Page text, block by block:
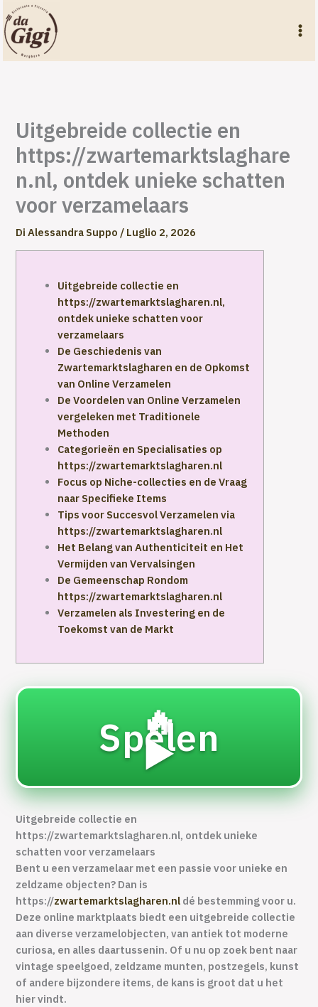
al
contenuto
Uitgebreide collectie en
https://zwartemarktslaghare
n.nl, ontdek unieke schatten
voor verzamelaars
DiAlessandra Suppo / Luglio 2, 2026
Uitgebreide collectie en
https://zwartemarktslagharen.nl,
ontdek unieke schatten voor
verzamelaars
De Geschiedenis van
Zwartemarktslagharen en de Opkomst
van Online Verzamelen
De Voordelen van Online Verzamelen
vergeleken met Traditionele
Methoden
Categorieën en Specialisaties op
https://zwartemarktslagharen.nl
Focus op Niche-collecties en de Vraag
naar Specifieke Items
Tips voor Succesvol Verzamelen via
https://zwartemarktslagharen.nl
Het Belang van Authenticiteit en Het
Vermijden van Vervalsingen
De Gemeenschap Rondom
https://zwartemarktslagharen.nl
Verzamelen als Investering en de
Toekomst van de Markt
🔥
Spelen
▶️
Uitgebreide collectie en
https://zwartemarktslagharen.nl, ontdek unieke
schatten voor verzamelaars
Bent u een verzamelaar met een passie voor unieke en
zeldzame objecten? Dan is
https://zwartemarktslagharen.nl dé bestemming voor u.
Deze online marktplaats biedt een uitgebreide collectie
aan diverse verzamelobjecten, van antiek tot moderne
curiosa, en alles daartussenin. Of u nu op zoek bent naar
vintage speelgoed, zeldzame munten, postzegels, kunst
of andere bijzondere items, de kans is groot dat u het
hier vindt.